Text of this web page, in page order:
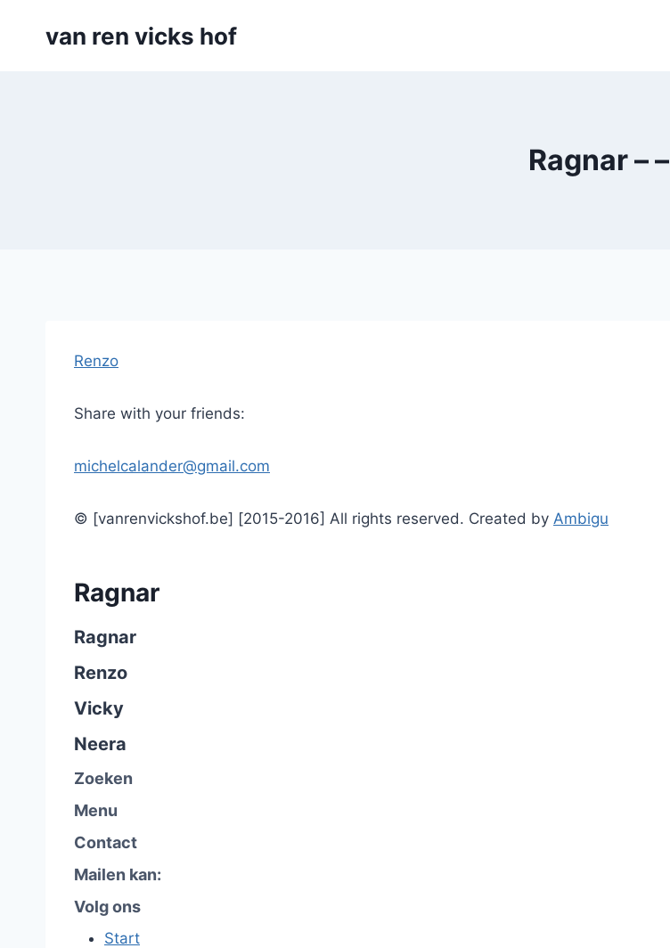
van ren vicks hof
Ragnar – –
Renzo
Share with your friends:
michelcalander@gmail.com
© [vanrenvickshof.be] [2015-2016] All rights reserved. Created by Ambigu
Ragnar
Ragnar
Renzo
Vicky
Neera
Zoeken
Menu
Contact
Mailen kan:
Volg ons
Start